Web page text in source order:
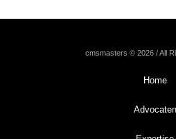
cmsmasters © 2026 / All
Home
Advocaten